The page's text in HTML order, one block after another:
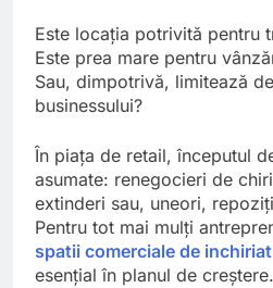
Este locația potrivită pentru
Este prea mare pentru
Sau, dimpotrivă, limitează
businessului?
În piața de retail, începutul
asumate: renegocieri de
extinderi sau, uneori,
Pentru tot mai mulți
spatii comerciale de inchiriat
esențial în planul de creștere.